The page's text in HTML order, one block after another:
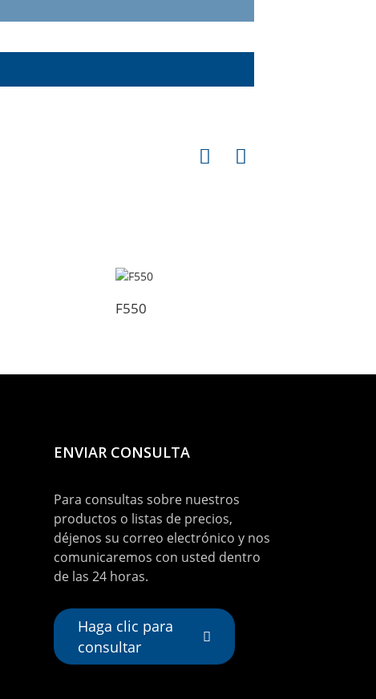
F550
ENVIAR CONSULTA
Para consultas sobre nuestros
productos o listas de precios,
déjenos su correo electrónico y nos
comunicaremos con usted dentro
de las 24 horas.
Haga clic para
consultar